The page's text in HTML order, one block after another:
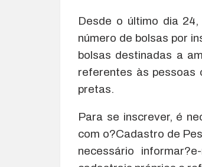
Desde o último dia
número de bolsas por
bolsas destinadas a
referentes às pessoas
pretas.
Para se inscrever, é
com o?Cadastro de
necessário